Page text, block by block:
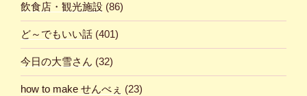
飲食店・観光施設 (86)
ど～でもいい話 (401)
今日の大雪さん (32)
how to make せんべぇ (23)